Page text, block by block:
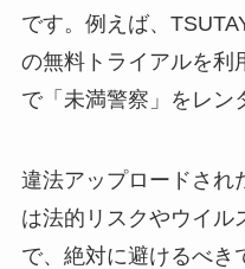
です。例えば、
の無料トライアルを利
で「未満警察」をレン
違法アップロードされ
は法的リスクやウイル
で、絶対に避けるべき